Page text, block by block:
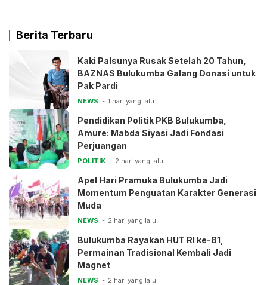
Berita Terbaru
Kaki Palsunya Rusak Setelah 20 Tahun,
BAZNAS Bulukumba Galang Donasi untuk
Pak Pardi
NEWS 1 hari yang lalu
Pendidikan Politik PKB Bulukumba,
Amure: Mabda Siyasi Jadi Fondasi
Perjuangan
POLITIK 2 hari yang lalu
Apel Hari Pramuka Bulukumba Jadi
Momentum Penguatan Karakter Generasi
Muda
NEWS 2 hari yang lalu
Bulukumba Rayakan HUT RI ke-81,
Permainan Tradisional Kembali Jadi
Magnet
NEWS 2 hari yang lalu